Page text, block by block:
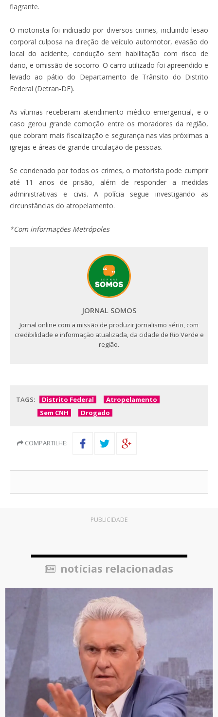
flagrante.
O motorista foi indiciado por diversos crimes, incluindo lesão
corporal culposa na direção de veículo automotor, evasão do
local do acidente, condução sem habilitação com risco de
dano, e omissão de socorro. O carro utilizado foi apreendido e
levado ao pátio do Departamento de Trânsito do Distrito
Federal (Detran-DF).
As vítimas receberam atendimento médico emergencial, e o
caso gerou grande comoção entre os moradores da região,
que cobram mais fiscalização e segurança nas vias próximas a
igrejas e áreas de grande circulação de pessoas.
Se condenado por todos os crimes, o motorista pode cumprir
até 11 anos de prisão, além de responder a medidas
administrativas e civis. A polícia segue investigando as
circunstâncias do atropelamento.
*Com informações Metrópoles
JORNAL SOMOS
Jornal online com a missão de produzir jornalismo sério, com
credibilidade e informação atualizada, da cidade de Rio Verde e
região.
TAGS: Distrito Federal
Atropelamento
Sem CNH
Drogado
COMPARTILHE:
PUBLICIDADE
notícias relacionadas